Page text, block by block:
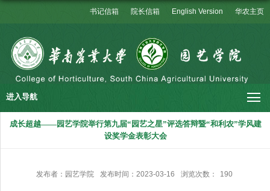
书记信箱 院长信箱 English Version 华农主页
进入导航
成长超越——园艺学院举行第九届“园艺之星”评选答辩暨“和利农”学风建
设奖学金表彰大会
发布者：园艺学院 发布时间：2023-03-16 浏览次数： 190